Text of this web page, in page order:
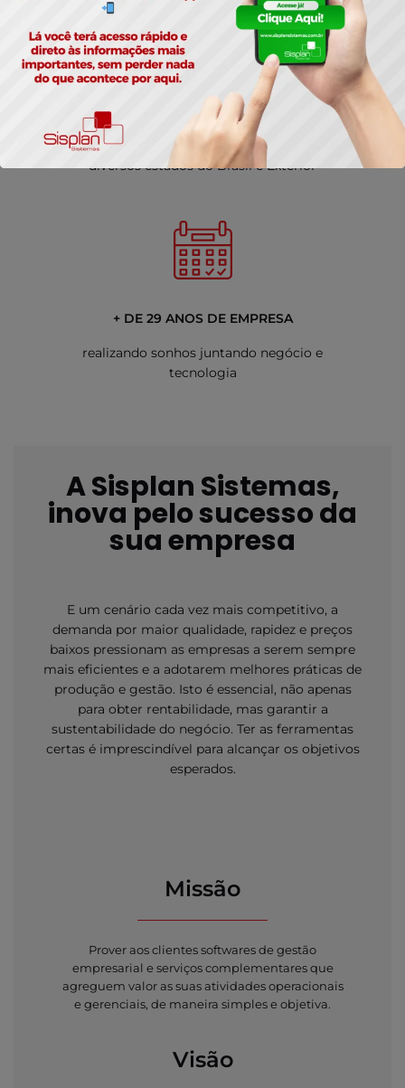
PRESENÇA MUNDIAL
diversos estados do Brasil e Exterior
+ DE 29 ANOS DE EMPRESA
realizando sonhos juntando negócio e
tecnologia
A Sisplan Sistemas,
inova pelo sucesso da
sua empresa
E um cenário cada vez mais competitivo, a
demanda por maior qualidade, rapidez e preços
baixos pressionam as empresas a serem sempre
mais eficientes e a adotarem melhores práticas de
produção e gestão. Isto é essencial, não apenas
para obter rentabilidade, mas garantir a
sustentabilidade do negócio. Ter as ferramentas
certas é imprescindível para alcançar os objetivos
esperados.
Missão
Prover aos clientes softwares de gestão
empresarial e serviços complementares que
agreguem valor as suas atividades operacionais
e gerenciais, de maneira simples e objetiva.
Visão